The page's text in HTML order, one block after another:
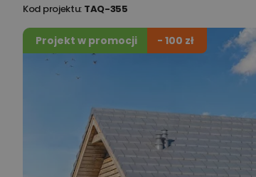
Kod projektu: TAQ-355
Projekt w promocji - 100 zł